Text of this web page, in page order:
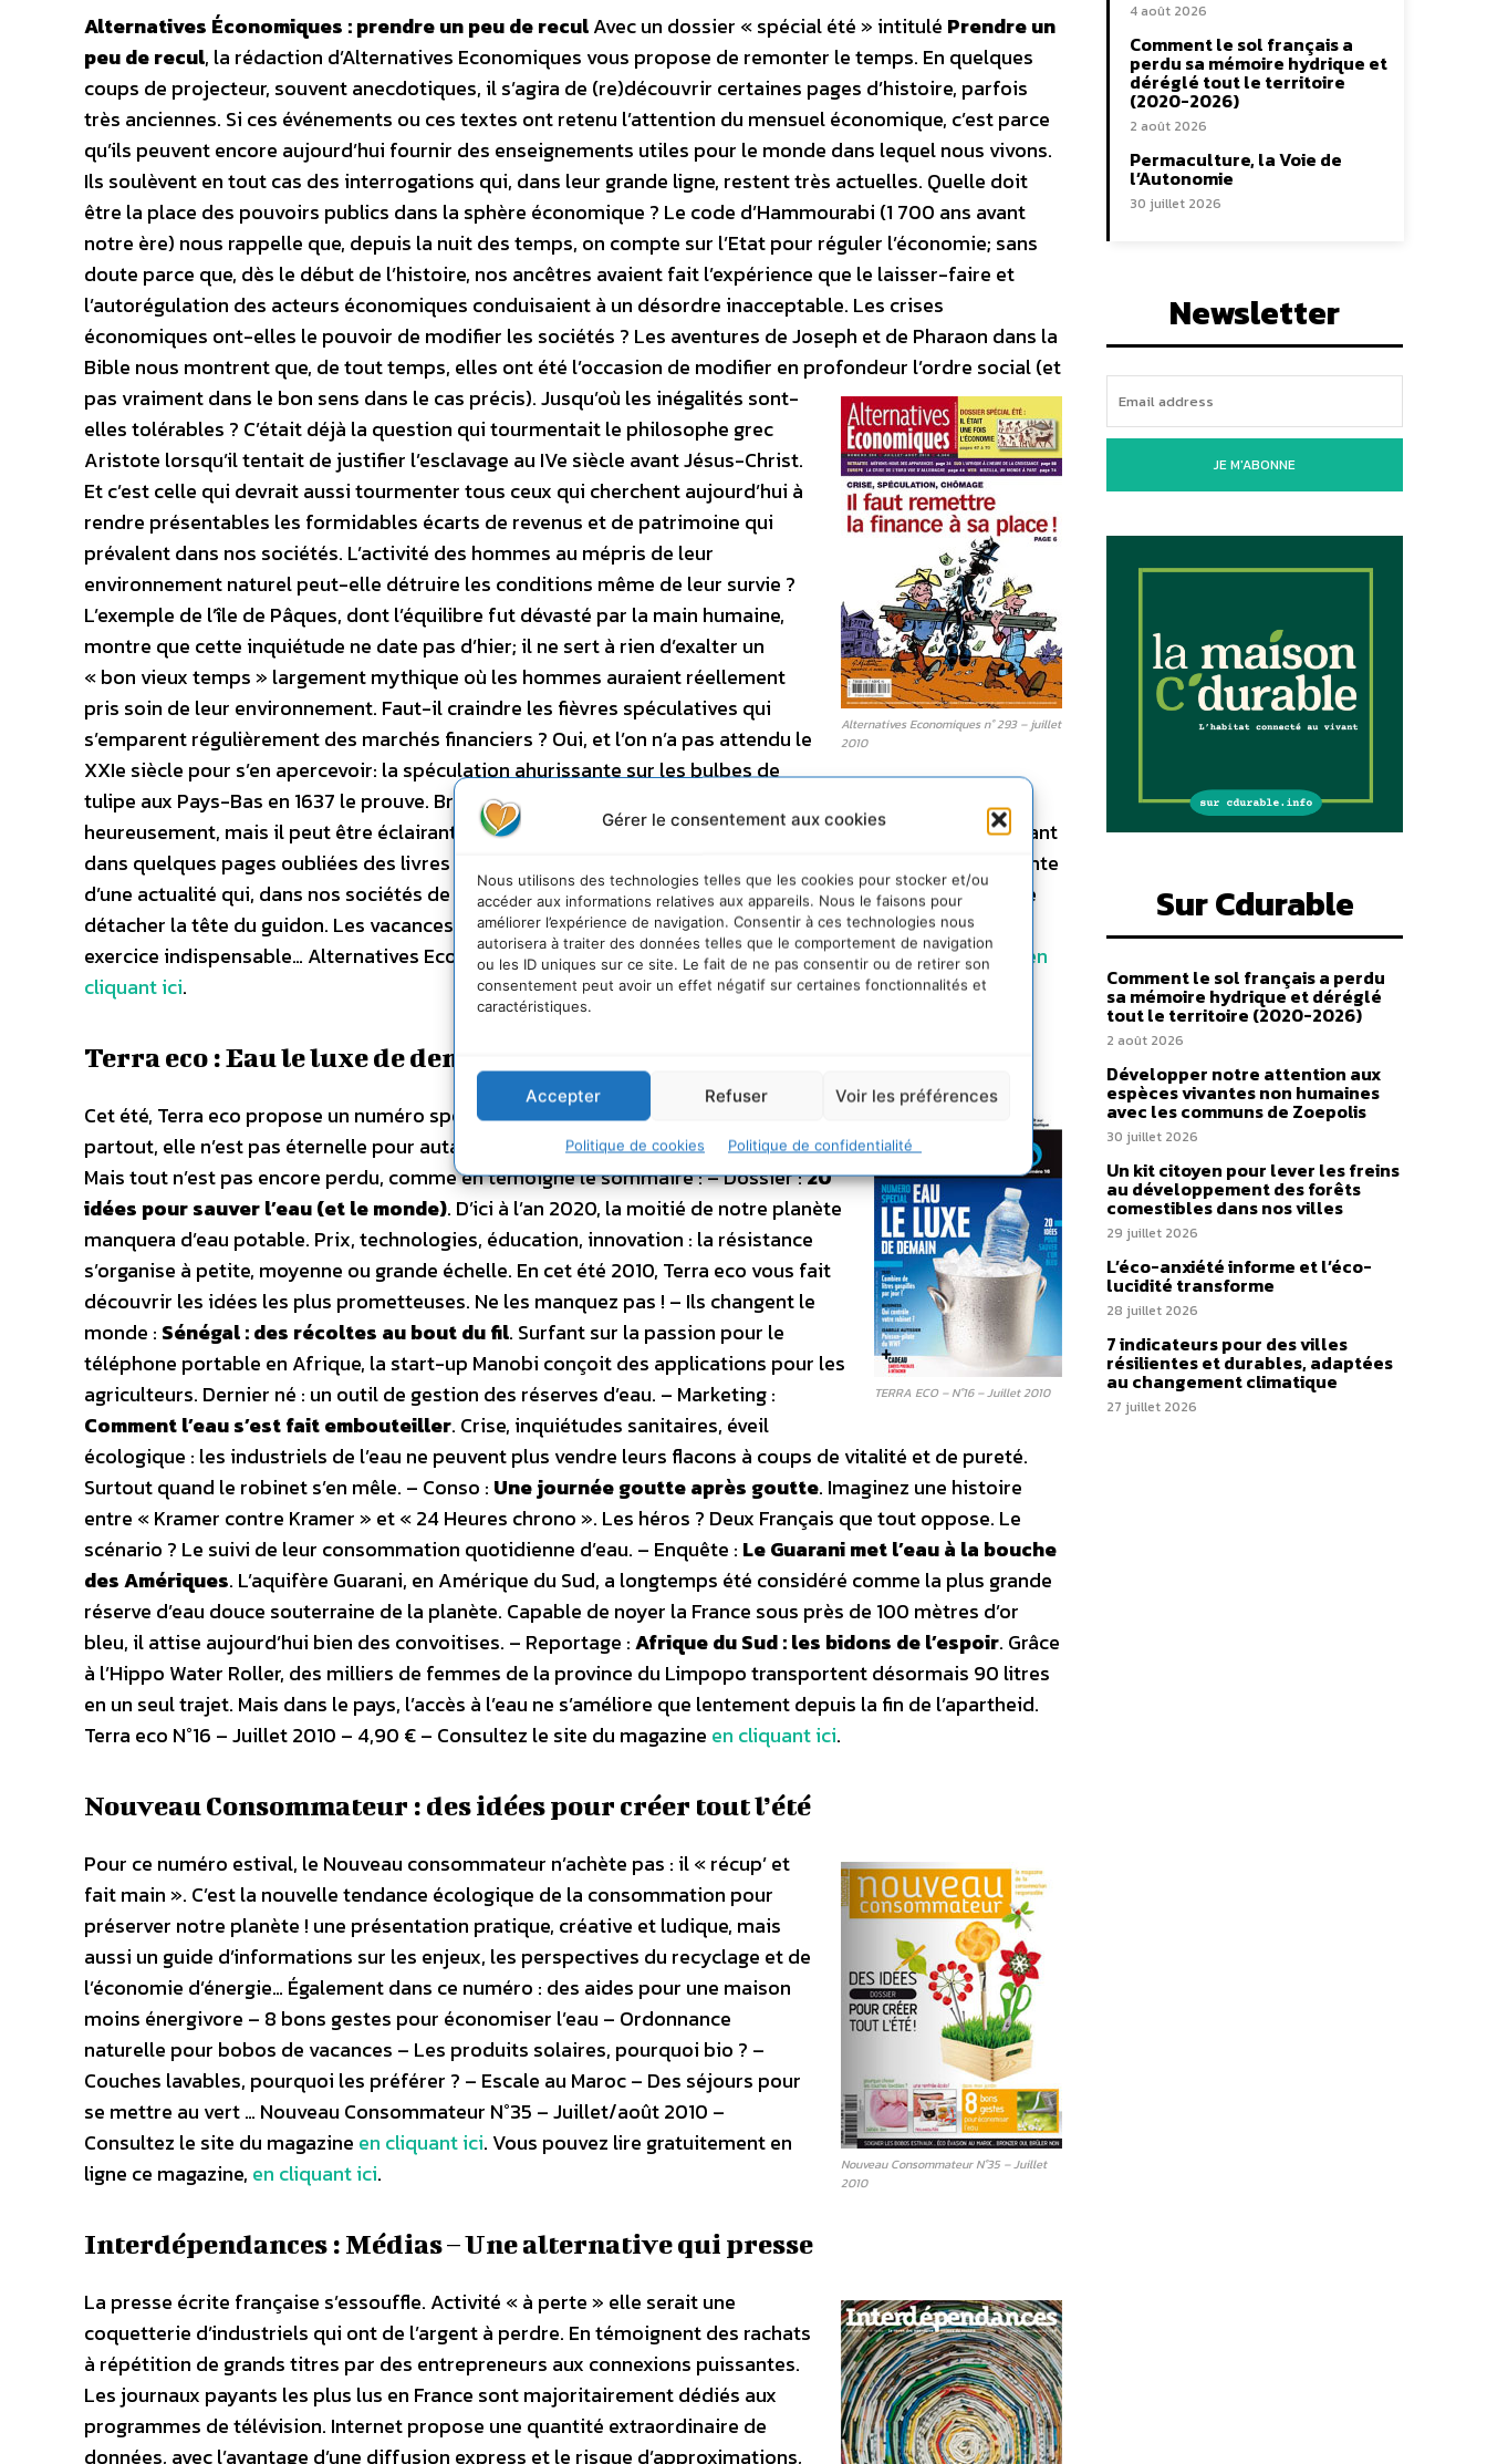
Gérer le consentement aux cookies
Nous utilisons des technologies telles que les cookies pour stocker et/ou
accéder aux informations relatives aux appareils. Nous le faisons pour
améliorer l’expérience de navigation. Consentir à ces technologies nous
autorisera à traiter des données telles que le comportement de navigation
ou les ID uniques sur ce site. Le fait de ne pas consentir ou de retirer son
consentement peut avoir un effet négatif sur certaines fonctionnalités et
caractéristiques.
Accepter Refuser Voir les préférences
Politique de cookies Politique de confidentialité
Alternatives Économiques : prendre un peu de reculAvec un dossier « spécial été » intitulé Prendre un
peu de recul, la rédaction d’Alternatives Economiques vous propose de remonter le temps. En quelques
coups de projecteur, souvent anecdotiques, il s’agira de (re)découvrir certaines pages d’histoire, parfois
très anciennes. Si ces événements ou ces textes ont retenu l’attention du mensuel économique, c’est parce
qu’ils peuvent encore aujourd’hui fournir des enseignements utiles pour le monde dans lequel nous vivons.
Ils soulèvent en tout cas des interrogations qui, dans leur grande ligne, restent très actuelles. Quelle doit
être la place des pouvoirs publics dans la sphère économique ? Le code d’Hammourabi (1 700 ans avant
notre ère) nous rappelle que, depuis la nuit des temps, on compte sur l’Etat pour réguler l’économie; sans
doute parce que, dès le début de l’histoire, nos ancêtres avaient fait l’expérience que le laisser-faire et
l’autorégulation des acteurs économiques conduisaient à un désordre inacceptable. Les crises
économiques ont-elles le pouvoir de modifier les sociétés ? Les aventures de Joseph et de Pharaon dans la
Bible nous montrent que, de tout temps, elles ont été l’occasion de modifier en profondeur l’ordre social (et
pas vraiment dans le bon sens dans le cas précis).
Alternatives Economiques n° 293 – juillet
2010
Jusqu’où les inégalités sont-
elles tolérables ? C’était déjà la question qui tourmentait le philosophe grec
Aristote lorsqu’il tentait de justifier l’esclavage au IVe siècle avant Jésus-Christ.
Et c’est celle qui devrait aussi tourmenter tous ceux qui cherchent aujourd’hui à
rendre présentables les formidables écarts de revenus et de patrimoine qui
prévalent dans nos sociétés. L’activité des hommes au mépris de leur
environnement naturel peut-elle détruire les conditions même de leur survie ?
L’exemple de l’île de Pâques, dont l’équilibre fut dévasté par la main humaine,
montre que cette inquiétude ne date pas d’hier; il ne sert à rien d’exalter un
« bon vieux temps » largement mythique où les hommes auraient réellement
pris soin de leur environnement. Faut-il craindre les fièvres spéculatives qui
s’emparent régulièrement des marchés financiers ? Oui, et l’on n’a pas attendu le
XXIe siècle pour s’en apercevoir: la spéculation ahurissante sur les bulbes de
tulipe aux Pays-Bas en 1637 le prouve. Bref, l’histoire ne se répète jamais et
heureusement, mais il peut être éclairant (voire même amusant) de prendre un peu de recul en replongeant
dans quelques pages oubliées des livres d’histoire. Un moyen d’échapper un temps à la pression croissante
d’une actualité qui, dans nos sociétés de l’immédiateté, nous assaille de plus en plus, nous empêchant de
détacher la tête du guidon. Les vacances d’été sont généralement une bonne occasion de se livrer à cet
exercice indispensable… Alternatives Economiques n° 293 – juillet 2010 – Consultez le site du magazine
en
cliquant ici.
Terra eco : Eau le luxe de demain
TERRA ECO – N°16 – Juillet 2010
Cet été, Terra eco propose un numéro spécial consacré à l’eau : l’eau a beau être
partout, elle n’est pas éternelle pour autant. Des raisons de s’inquiéter ? Sans doute.
Mais tout n’est pas encore perdu, comme en témoigne le sommaire : – Dossier :20
idées pour sauver l’eau (et le monde). D’ici à l’an 2020, la moitié de notre planète
manquera d’eau potable. Prix, technologies, éducation, innovation : la résistance
s’organise à petite, moyenne ou grande échelle. En cet été 2010, Terra eco vous fait
découvrir les idées les plus prometteuses. Ne les manquez pas ! – Ils changent le
monde : Sénégal : des récoltes au bout du fil. Surfant sur la passion pour le
téléphone portable en Afrique, la start-up Manobi conçoit des applications pour les
agriculteurs. Dernier né : un outil de gestion des réserves d’eau. – Marketing :
Comment l’eau s’est fait embouteiller. Crise, inquiétudes sanitaires, éveil
écologique : les industriels de l’eau ne peuvent plus vendre leurs flacons à coups de vitalité et de pureté.
Surtout quand le robinet s’en mêle. – Conso : Une journée goutte après goutte. Imaginez une histoire
entre « Kramer contre Kramer » et « 24 Heures chrono ». Les héros ? Deux Français que tout oppose. Le
scénario ? Le suivi de leur consommation quotidienne d’eau. – Enquête : Le Guarani met l’eau à la bouche
des Amériques. L’aquifère Guarani, en Amérique du Sud, a longtemps été considéré comme la plus grande
réserve d’eau douce souterraine de la planète. Capable de noyer la France sous près de 100 mètres d’or
bleu, il attise aujourd’hui bien des convoitises. – Reportage :Afrique du Sud : les bidons de l’espoir. Grâce
à l’Hippo Water Roller, des milliers de femmes de la province du Limpopo transportent désormais 90 litres
en un seul trajet. Mais dans le pays, l’accès à l’eau ne s’améliore que lentement depuis la fin de l’apartheid.
Terra eco N°16 – Juillet 2010 – 4,90 € – Consultez le site du magazine en cliquant ici.
Nouveau Consommateur : des idées pour créer tout l’été
Nouveau Consommateur N°35 – Juillet
2010
Pour ce numéro estival, le Nouveau consommateur n’achète pas : il « récup’ et
fait main ». C’est la nouvelle tendance écologique de la consommation pour
préserver notre planète ! une présentation pratique, créative et ludique, mais
aussi un guide d’informations sur les enjeux, les perspectives du recyclage et de
l’économie d’énergie… Également dans ce numéro : des aides pour une maison
moins énergivore – 8 bons gestes pour économiser l’eau – Ordonnance
naturelle pour bobos de vacances – Les produits solaires, pourquoi bio ? –
Couches lavables, pourquoi les préférer ? – Escale au Maroc – Des séjours pour
se mettre au vert … Nouveau Consommateur N°35 – Juillet/août 2010 –
Consultez le site du magazine en cliquant ici. Vous pouvez lire gratuitement en
ligne ce magazine, en cliquant ici.
Interdépendances : Médias – Une alternative qui presse
La presse écrite française s’essouffle. Activité « à perte » elle serait une
coquetterie d’industriels qui ont de l’argent à perdre. En témoignent des rachats
à répétition de grands titres par des entrepreneurs aux connexions puissantes.
Les journaux payants les plus lus en France sont majoritairement dédiés aux
programmes de télévision. Internet propose une quantité extraordinaire de
données, avec l’avantage d’une diffusion express et le risque d’approximations,
4 août 2026
Comment le sol français a
perdu sa mémoire hydrique et
déréglé tout le territoire
(2020-2026)
2 août 2026
Permaculture, la Voie de
l’Autonomie
30 juillet 2026
Newsletter
JE M'ABONNE
Sur Cdurable
Comment le sol français a perdu
sa mémoire hydrique et déréglé
tout le territoire (2020-2026)
2 août 2026
Développer notre attention aux
espèces vivantes non humaines
avec les communs de Zoepolis
30 juillet 2026
Un kit citoyen pour lever les freins
au développement des forêts
comestibles dans nos villes
29 juillet 2026
L’éco-anxiété informe et l’éco-
lucidité transforme
28 juillet 2026
7 indicateurs pour des villes
résilientes et durables, adaptées
au changement climatique
27 juillet 2026